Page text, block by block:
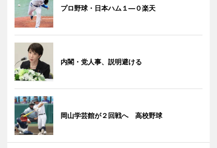
プロ野球・日本ハム１―０楽天
内閣・党人事、説明避ける
岡山学芸館が２回戦へ 高校野球